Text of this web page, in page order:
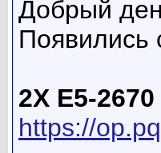
Добрый
2X E5-
https://